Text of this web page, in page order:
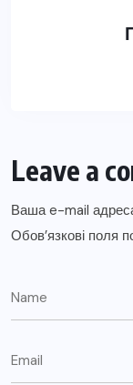
Leave a
Ваша e-mail
Обов’язкові поля